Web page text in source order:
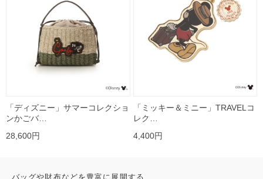
「ディズニー」サマーコレクショ
ンかごバ…
28,600円
「ミッキー＆ミニー」TRAVELコ
レク…
4,400円
バッグや財布などを豊富に展開する